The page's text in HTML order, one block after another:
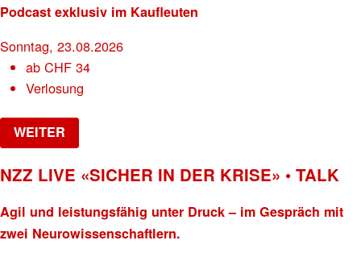
Podcast exklusiv im Kaufleuten
Sonntag, 23.08.2026
abCHF 34
Verlosung
WEITER
NZZ LIVE «SICHER IN DER KRISE» • TALK
Agil und leistungsfähig unter Druck – im Gespräch mit
zwei Neurowissenschaftlern.